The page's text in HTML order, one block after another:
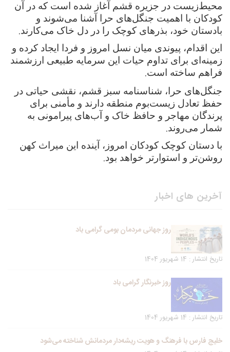
محیط‌زیست در جزیره قشم آغاز شده است که در آن
کودکان با اهمیت جنگل‌های حرا آشنا می‌شوند و
بادستان خود، بذرهای کوچک را در دل خاک می‌کارند.
این اقدام، پیوندی میان نسل امروز و فردا ایجاد کرده و
زمینه‌ای برای تداوم حیات این سرمایه طبیعی ارزشمند
فراهم ساخته است.
جنگل‌های حرا، شناسنامه سبز قشم، نقشی حیاتی در
حفظ تعادل زیست‌بوم منطقه دارند و مأمنی برای
پرندگان مهاجر و حافظ خاک و آب‌های پیرامونی به
شمار می‌روند.
با دستان کوچک کودکان امروز، آینده این میراث کهن
روشن‌تر و استوارتر خواهد بود.
آخرین های اخبار
روز جهانی مردمان بومی گرامی باد
تاریخ انتشار : 14 شهریور 1404
روز خبرنگار گرامی باد
تاریخ انتشار : 14 شهریور 1404
خلیج فارس با فرهنگ و هویت ریشه‌دار مردمانش شناخته می‌شود